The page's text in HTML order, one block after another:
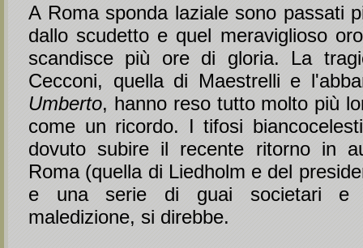
A Roma sponda laziale sono passati
dallo scudetto e quel meraviglioso
scandisce più ore di gloria. La
Cecconi, quella di Maestrelli e
Umberto, hanno reso tutto molto più
come un ricordo. I tifosi
dovuto subire il recente ritorno in
Roma (quella di Liedholm e del
e una serie di guai societari e
maledizione, si direbbe.